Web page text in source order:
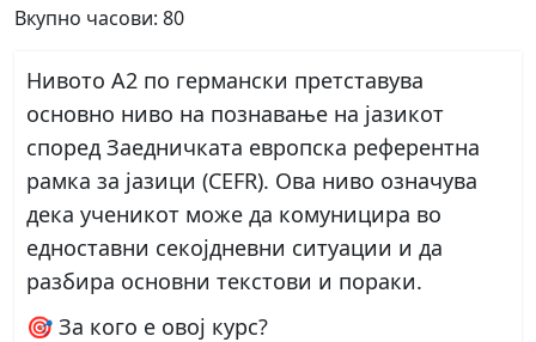
Вкупно часови: 80
Нивото А2 по германски претставува
основно ниво на познавање на јазикот
според Заедничката европска референтна
рамка за јазици (CEFR). Ова ниво означува
дека ученикот може да комуницира во
едноставни секојдневни ситуации и да
разбира основни текстови и пораки.
🎯 За кого е овој курс?